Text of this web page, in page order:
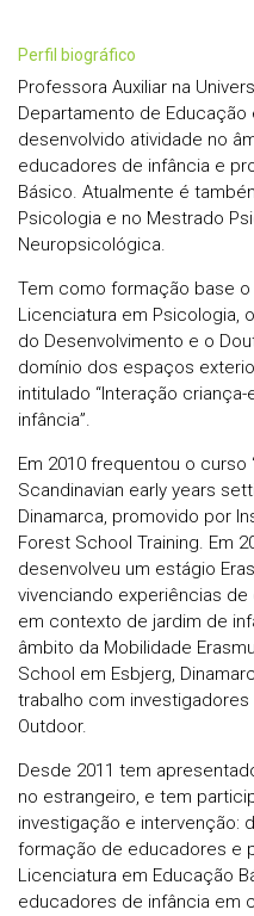
perfil biográfico
Professora Auxiliar na
Departamento de Educação
desenvolvido atividade no
educadores de infância e
Básico. Atualmente é
Psicologia e no Mestrado
Neuropsicológica.
Tem como formação base
Licenciatura em Psicologia,
do Desenvolvimento e o
domínio dos espaços
intitulado “Interação
infância”.
Em 2010 frequentou o curso
Scandinavian early years
Dinamarca, promovido por
Forest School Training. Em
desenvolveu um estágio
vivenciando experiências
em contexto de jardim de
âmbito da Mobilidade
School em Esbjerg,
trabalho com
Outdoor.
Desde 2011 tem
no estrangeiro, e tem
investigação e intervenção:
formação de educadores e
Licenciatura em Educação
educadores de infância em